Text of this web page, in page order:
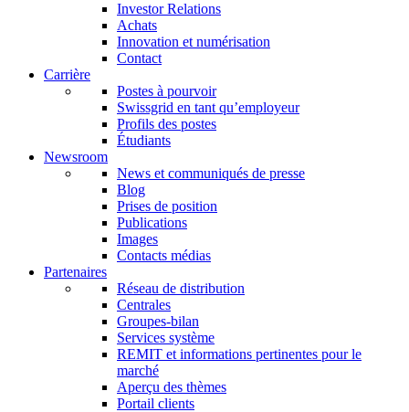
Investor Relations
Achats
Innovation et numérisation
Contact
Carrière
Postes à pourvoir
Swissgrid en tant qu’employeur
Profils des postes
Étudiants
Newsroom
News et communiqués de presse
Blog
Prises de position
Publications
Images
Contacts médias
Partenaires
Réseau de distribution
Centrales
Groupes-bilan
Services système
REMIT et informations pertinentes pour le
marché
Aperçu des thèmes
Portail clients